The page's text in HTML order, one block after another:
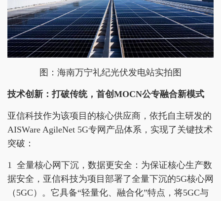
图：海南万宁礼纪光伏发电站实拍图
技术创新：打破传统，首创MOCN公专融合新模式
亚信科技作为该项目的核心供应商，依托自主研发的
AISWare AgileNet 5G专网产品体系，实现了关键技术
突破：
1 全量核心网下沉，数据更安全：为保证核心生产数
据安全，亚信科技为项目部署了全量下沉的5G核心网
（5GC）。它具备“轻量化、融合化”特点，将5GC与